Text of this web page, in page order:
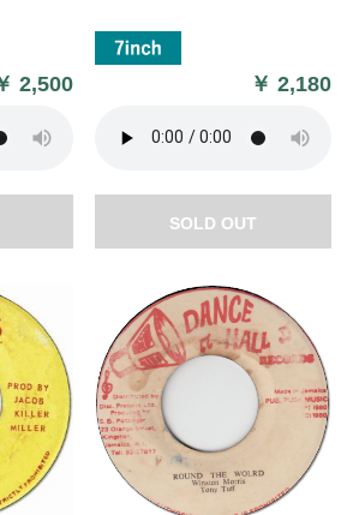
2,500 ￥2,180
SOLD OUT